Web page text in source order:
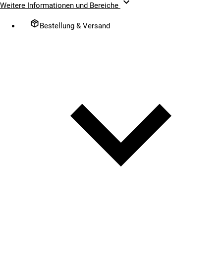
Weitere Informationen und Bereiche
Bestellung & Versand